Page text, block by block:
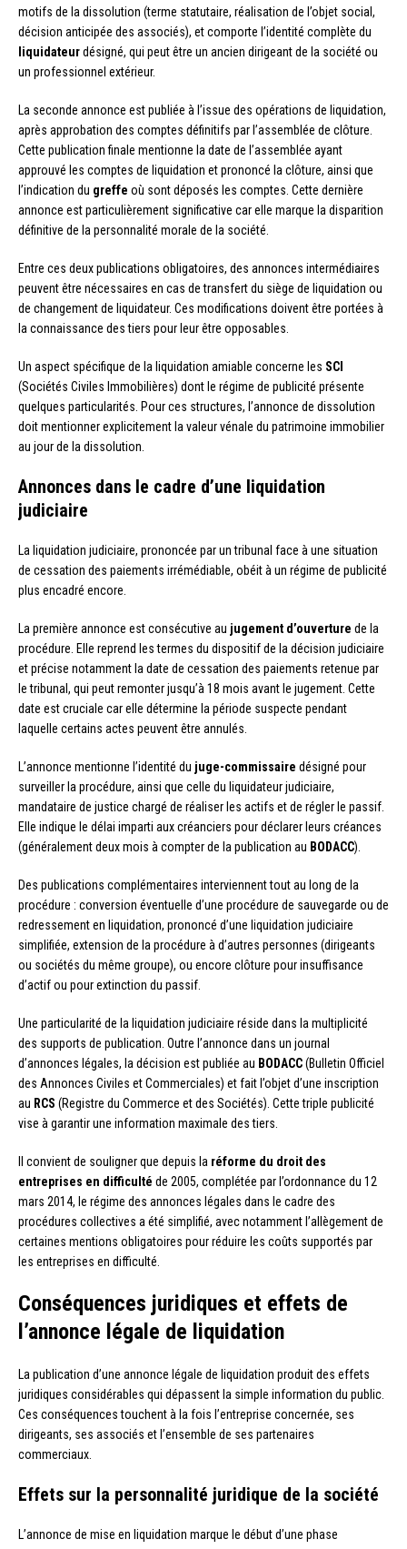
motifs de la dissolution (terme statutaire, réalisation de l’objet social,
décision anticipée des associés), et comporte l’identité complète du
liquidateurdésigné, qui peut être un ancien dirigeant de la société ou
un professionnel extérieur.
La seconde annonce est publiée à l’issue des opérations de liquidation,
après approbation des comptes définitifs par l’assemblée de clôture.
Cette publication finale mentionne la date de l’assemblée ayant
approuvé les comptes de liquidation et prononcé la clôture, ainsi que
l’indication du greffe où sont déposés les comptes. Cette dernière
annonce est particulièrement significative car elle marque la disparition
définitive de la personnalité morale de la société.
Entre ces deux publications obligatoires, des annonces intermédiaires
peuvent être nécessaires en cas de transfert du siège de liquidation ou
de changement de liquidateur. Ces modifications doivent être portées à
la connaissance des tiers pour leur être opposables.
Un aspect spécifique de la liquidation amiable concerne les SCI
(Sociétés Civiles Immobilières) dont le régime de publicité présente
quelques particularités. Pour ces structures, l’annonce de dissolution
doit mentionner explicitement la valeur vénale du patrimoine immobilier
au jour de la dissolution.
Annonces dans le cadre d’une liquidation
judiciaire
La liquidation judiciaire, prononcée par un tribunal face à une situation
de cessation des paiements irrémédiable, obéit à un régime de publicité
plus encadré encore.
La première annonce est consécutive au jugement d’ouverture de la
procédure. Elle reprend les termes du dispositif de la décision judiciaire
et précise notamment la date de cessation des paiements retenue par
le tribunal, qui peut remonter jusqu’à 18 mois avant le jugement. Cette
date est cruciale car elle détermine la période suspecte pendant
laquelle certains actes peuvent être annulés.
L’annonce mentionne l’identité du juge-commissaire désigné pour
surveiller la procédure, ainsi que celle du liquidateur judiciaire,
mandataire de justice chargé de réaliser les actifs et de régler le passif.
Elle indique le délai imparti aux créanciers pour déclarer leurs créances
(généralement deux mois à compter de la publication au BODACC).
Des publications complémentaires interviennent tout au long de la
procédure : conversion éventuelle d’une procédure de sauvegarde ou de
redressement en liquidation, prononcé d’une liquidation judiciaire
simplifiée, extension de la procédure à d’autres personnes (dirigeants
ou sociétés du même groupe), ou encore clôture pour insuffisance
d’actif ou pour extinction du passif.
Une particularité de la liquidation judiciaire réside dans la multiplicité
des supports de publication. Outre l’annonce dans un journal
d’annonces légales, la décision est publiée au BODACC(Bulletin Officiel
des Annonces Civiles et Commerciales) et fait l’objet d’une inscription
au RCS (Registre du Commerce et des Sociétés). Cette triple publicité
vise à garantir une information maximale des tiers.
Il convient de souligner que depuis la réforme du droit des
entreprises en difficulté de 2005, complétée par l’ordonnance du 12
mars 2014, le régime des annonces légales dans le cadre des
procédures collectives a été simplifié, avec notamment l’allègement de
certaines mentions obligatoires pour réduire les coûts supportés par
les entreprises en difficulté.
Conséquences juridiques et effets de
l’annonce légale de liquidation
La publication d’une annonce légale de liquidation produit des effets
juridiques considérables qui dépassent la simple information du public.
Ces conséquences touchent à la fois l’entreprise concernée, ses
dirigeants, ses associés et l’ensemble de ses partenaires
commerciaux.
Effets sur la personnalité juridique de la société
L’annonce de mise en liquidation marque le début d’une phase